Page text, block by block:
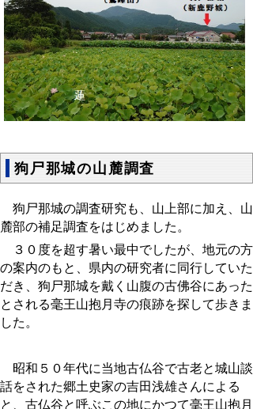
狗尸那城の山麓調査
狗尸那城の調査研究も、山上部に加え、山
麓部の補足調査をはじめました。
３０度を超す暑い最中でしたが、地元の方
の案内のもと、県内の研究者に同行していた
だき、狗尸那城を戴く山腹の古佛谷にあった
とされる毫王山抱月寺の痕跡を探して歩きま
した。
昭和５０年代に当地古仏谷で古老と城山談
話をされた郷土史家の吉田浅雄さんによる
と、古仏谷と呼ぶこの地にかつて毫王山抱月